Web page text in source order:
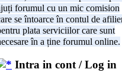
forumul cu un mic comision
se întoarce în contul de
plata serviciilor care sunt
în a ține forumul online.
Intra in cont / Log in